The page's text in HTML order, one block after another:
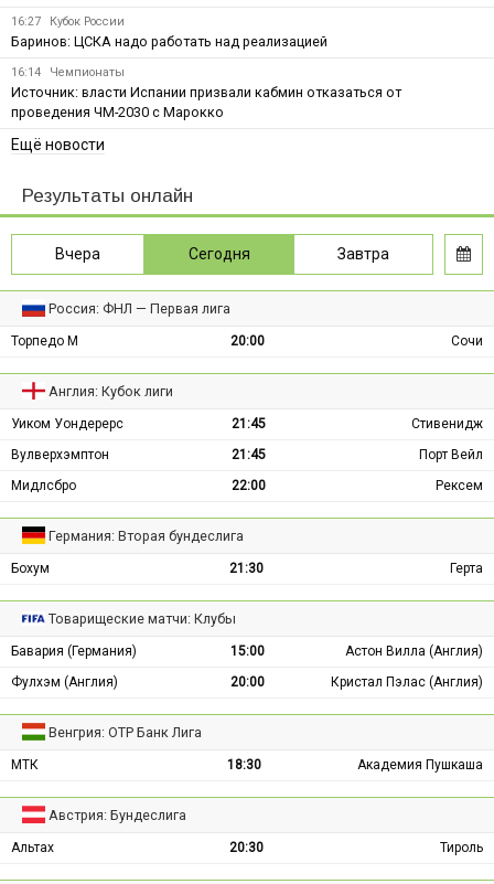
16:27 Кубок России
Баринов: ЦСКА надо работать над реализацией
16:14 Чемпионаты
Источник: власти Испании призвали кабмин отказаться от
проведения ЧМ-2030 с Марокко
Ещё новости
Результаты онлайн
Вчера Сегодня Завтра
Россия: ФНЛ — Первая лига
Торпедо М 20:00 Сочи
Англия: Кубок лиги
Уиком Уондерерс 21:45
Стивенидж
Вулверхэмптон
21:45
Порт Вейл
Мидлсбро
22:00 Рексем
Германия: Вторая бундеслига
Бохум 21:30 Герта
Товарищеские матчи: Клубы
Бавария (Германия) 15:00
Астон Вилла (Англия)
Фулхэм (Англия)
20:00 Кристал Пэлас (Англия)
Венгрия: ОТР Банк Лига
МТК 18:30 Академия Пушкаша
Австрия: Бундеслига
Альтах 20:30 Тироль